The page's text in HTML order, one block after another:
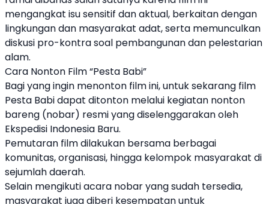
mengangkat isu sensitif dan aktual, berkaitan dengan
lingkungan dan masyarakat adat, serta memunculkan
diskusi pro-kontra soal pembangunan dan pelestarian
alam.
Cara Nonton Film “Pesta Babi”
Bagi yang ingin menonton film ini, untuk sekarang film
Pesta Babi dapat ditonton melalui kegiatan nonton
bareng (nobar) resmi yang diselenggarakan oleh
Ekspedisi Indonesia Baru.
Pemutaran film dilakukan bersama berbagai
komunitas, organisasi, hingga kelompok masyarakat di
sejumlah daerah.
Selain mengikuti acara nobar yang sudah tersedia,
masyarakat juga diberi kesempatan untuk